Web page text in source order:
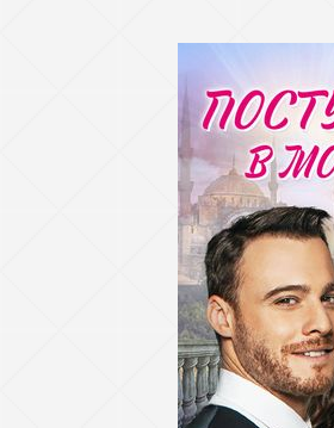
50 серия
54 серия
58 серия
62 серия
66 серия
70 серия
74 серия